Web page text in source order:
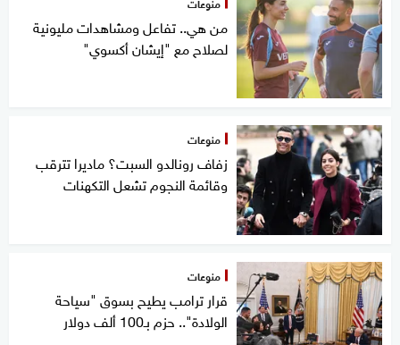
من هي.. تفاعل ومشاهدات مليونية
لصلاح مع "إيشان أكسوي"
منوعات
زفاف رونالدو السبت؟ ماديرا تترقب
وقائمة النجوم تشعل التكهنات
منوعات
قرار ترامب يطيح بسوق "سياحة
الولادة".. حزم بـ100 ألف دولار